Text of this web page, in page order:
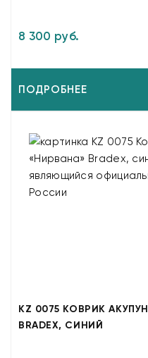
8 300 руб.
ПОДРОБНЕЕ
KZ 0075 КОВРИК
BRADEX, СИНИЙ